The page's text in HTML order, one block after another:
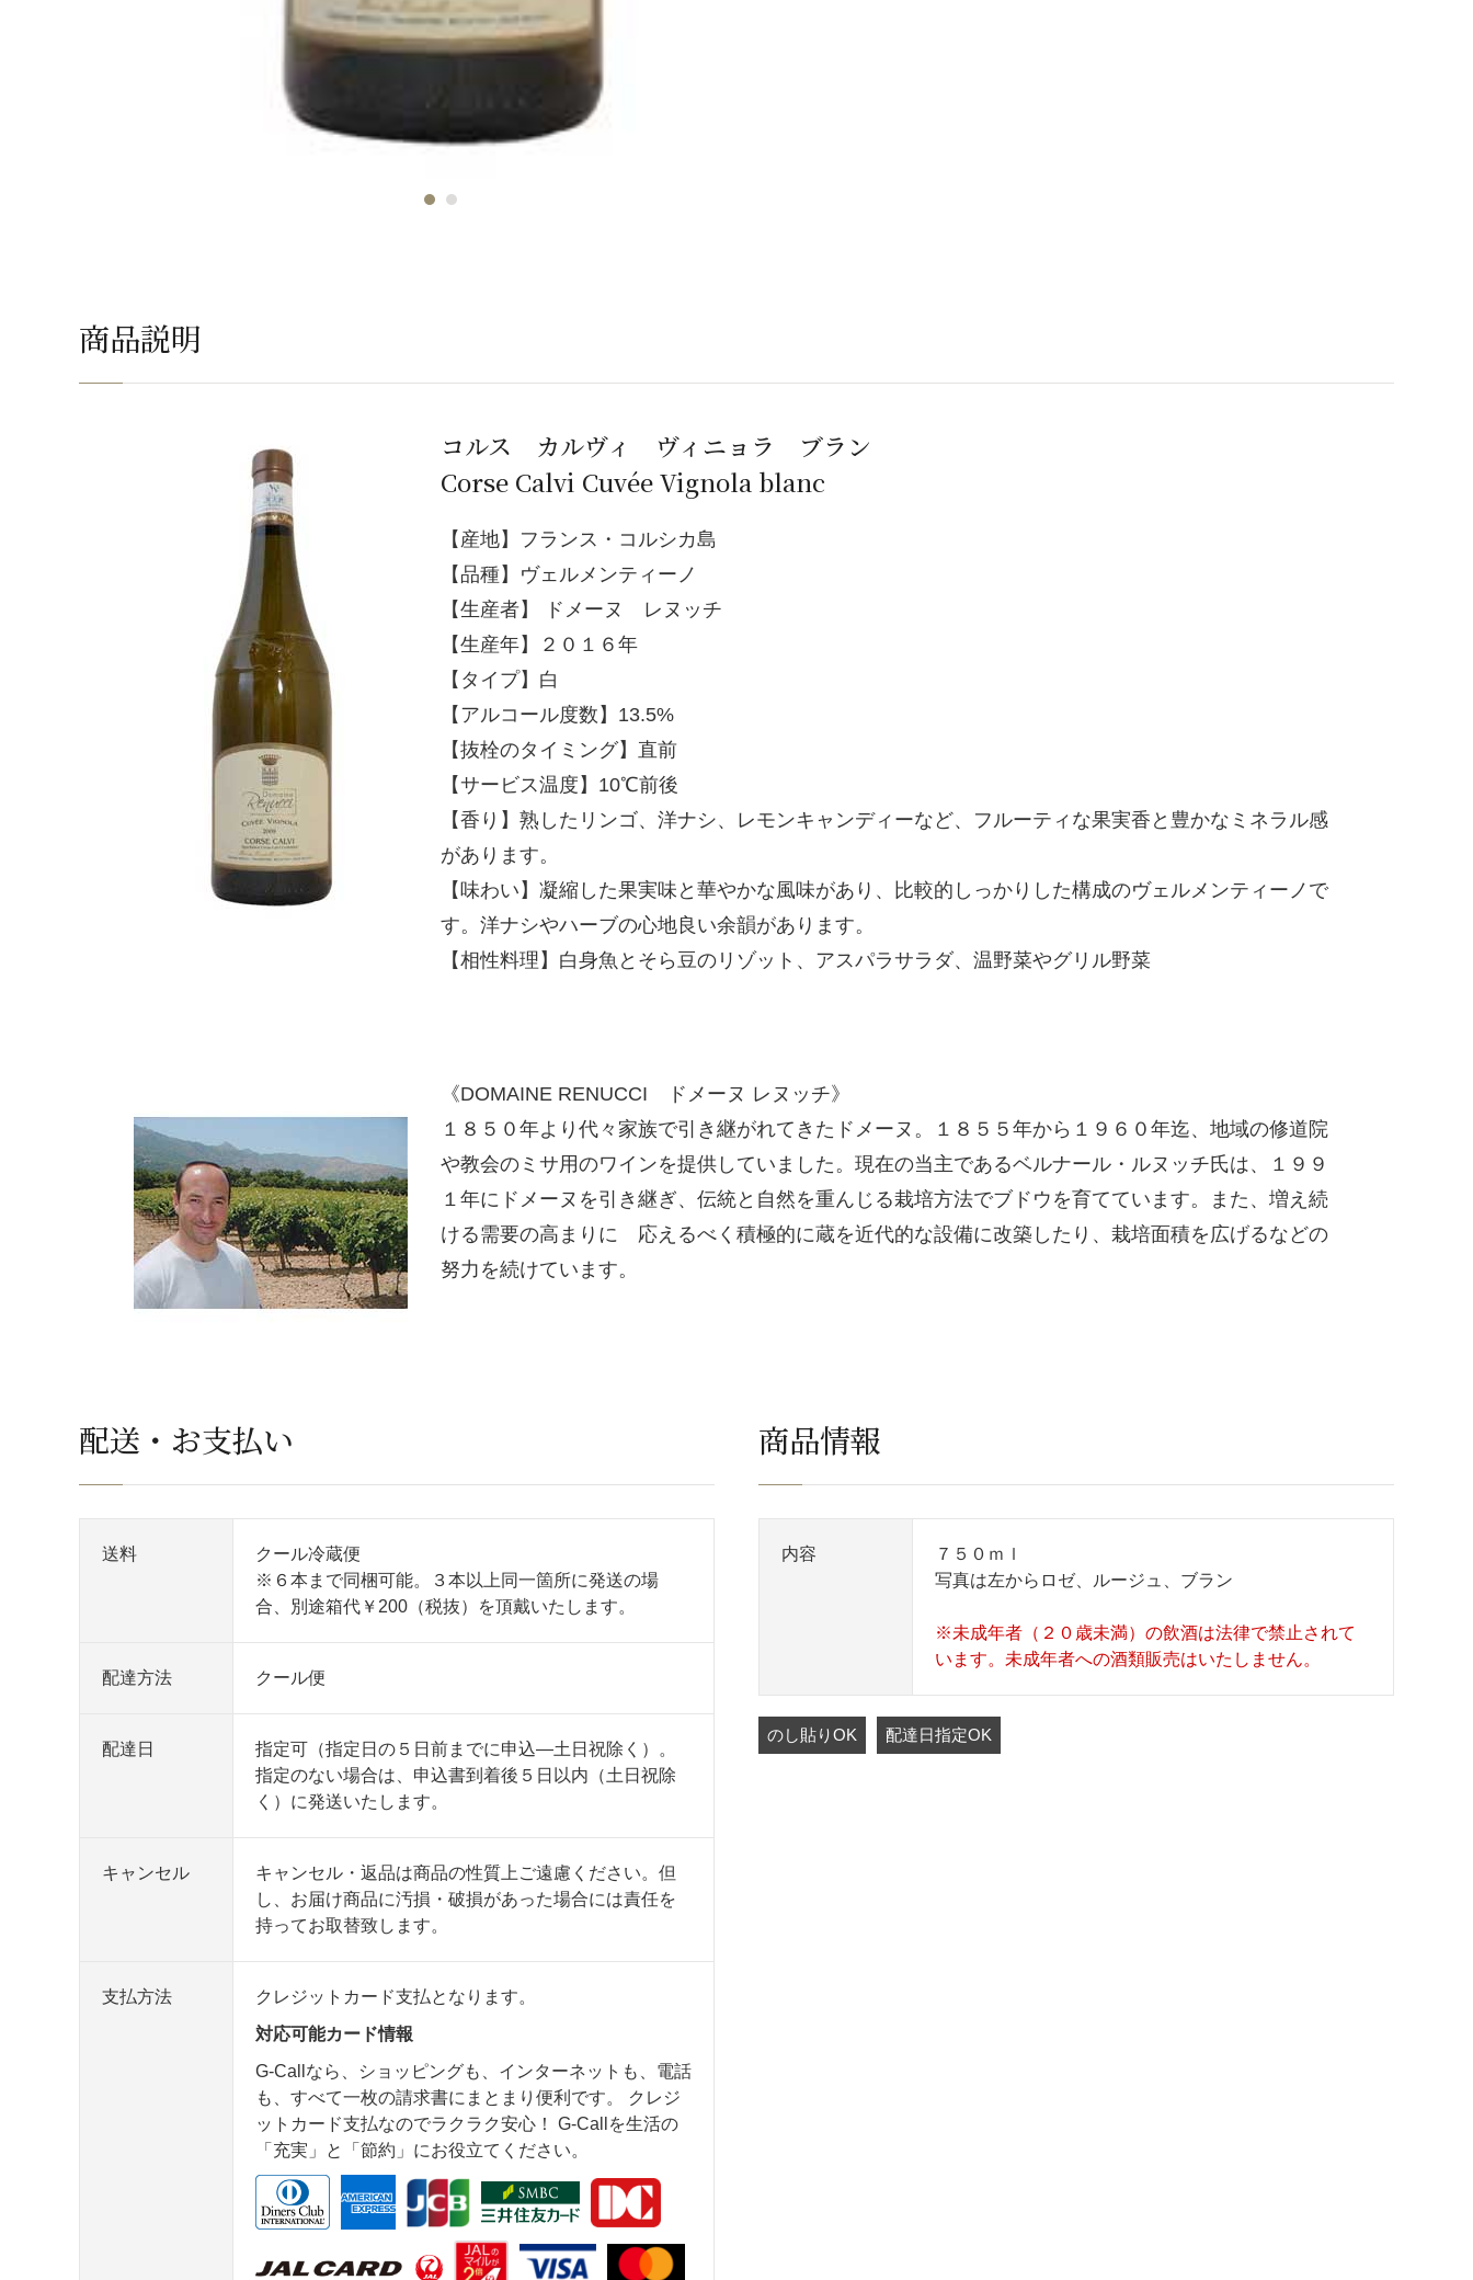
商品説明
コルス カルヴィ ヴィニョラ ブラン
Corse Calvi Cuvée Vignola blanc
【産地】フランス・コルシカ島
【品種】ヴェルメンティーノ
【生産者】 ドメーヌ レヌッチ
【生産年】２０１６年
【タイプ】白
【アルコール度数】13.5%
【抜栓のタイミング】直前
【サービス温度】10℃前後
【香り】熟したリンゴ、洋ナシ、レモンキャンディーなど、フルーティな果実香と豊かなミネラル感
があります。
【味わい】凝縮した果実味と華やかな風味があり、比較的しっかりした構成のヴェルメンティーノで
す。洋ナシやハーブの心地良い余韻があります。
【相性料理】白身魚とそら豆のリゾット、アスパラサラダ、温野菜やグリル野菜
《DOMAINE RENUCCI ドメーヌ レヌッチ》
１８５０年より代々家族で引き継がれてきたドメーヌ。１８５５年から１９６０年迄、地域の修道院
や教会のミサ用のワインを提供していました。現在の当主であるベルナール・ルヌッチ氏は、１９９
１年にドメーヌを引き継ぎ、伝統と自然を重んじる栽培方法でブドウを育てています。また、増え続
ける需要の高まりに 応えるべく積極的に蔵を近代的な設備に改築したり、栽培面積を広げるなどの
努力を続けています。
配送・お支払い
送料
クール冷蔵便
※６本まで同梱可能。３本以上同一箇所に発送の場
合、別途箱代￥200（税抜）を頂戴いたします。
配達方法 クール便
配達日
指定可（指定日の５日前までに申込―土日祝除く）。
指定のない場合は、申込書到着後５日以内（土日祝除
く）に発送いたします。
キャンセル
キャンセル・返品は商品の性質上ご遠慮ください。但
し、お届け商品に汚損・破損があった場合には責任を
持ってお取替致します。
支払方法
クレジットカード支払となります。
対応可能カード情報
G-Callなら、ショッピングも、インターネットも、電話
も、すべて一枚の請求書にまとまり便利です。 クレジ
ットカード支払なのでラクラク安心！ G-Callを生活の
「充実」と「節約」にお役立てください。
商品情報
内容
７５０ｍｌ
写真は左からロゼ、ルージュ、ブラン
※未成年者（２０歳未満）の飲酒は法律で禁止されて
います。未成年者への酒類販売はいたしません。
のし貼りOK 配達日指定OK